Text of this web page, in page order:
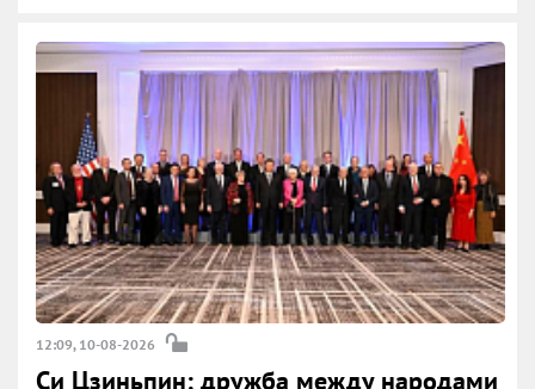
12:09, 10-08-2026
Си Цзиньпин: дружба между народами